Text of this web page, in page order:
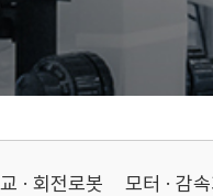
· 회전로봇 모터 · 감속